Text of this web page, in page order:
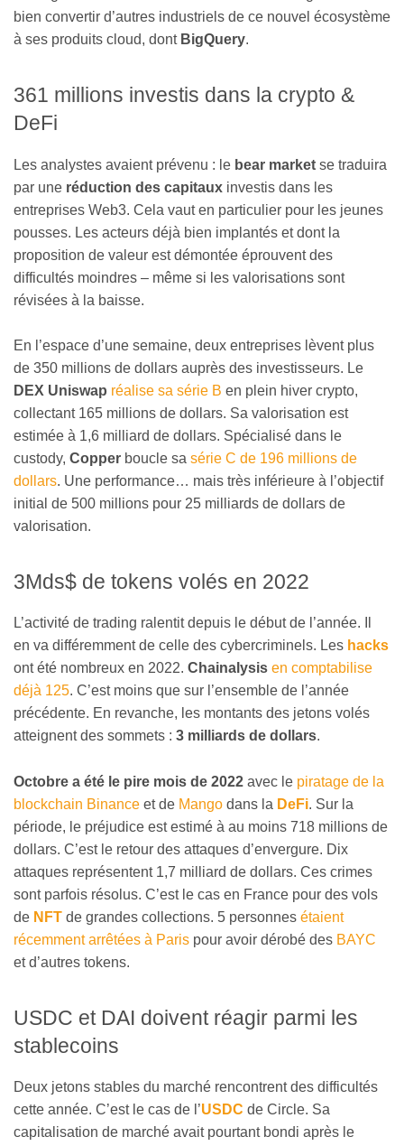
bien convertir d’autres industriels de ce nouvel écosystème
à ses produits cloud, dont BigQuery.
361 millions investis dans la crypto &
DeFi
Les analystes avaient prévenu : le bear market se traduira
par une réduction des capitaux investis dans les
entreprises Web3. Cela vaut en particulier pour les jeunes
pousses. Les acteurs déjà bien implantés et dont la
proposition de valeur est démontée éprouvent des
difficultés moindres – même si les valorisations sont
révisées à la baisse.
En l’espace d’une semaine, deux entreprises lèvent plus
de 350 millions de dollars auprès des investisseurs. Le
DEX Uniswap réalise sa série B en plein hiver crypto,
collectant 165 millions de dollars. Sa valorisation est
estimée à 1,6 milliard de dollars. Spécialisé dans le
custody, Copper boucle sa série C de 196 millions de
dollars. Une performance… mais très inférieure à l’objectif
initial de 500 millions pour 25 milliards de dollars de
valorisation.
3Mds$ de tokens volés en 2022
L’activité de trading ralentit depuis le début de l’année. Il
en va différemment de celle des cybercriminels. Les hacks
ont été nombreux en 2022. Chainalysis en comptabilise
déjà 125. C’est moins que sur l’ensemble de l’année
précédente. En revanche, les montants des jetons volés
atteignent des sommets : 3 milliards de dollars.
Octobre a été le pire mois de 2022 avec le piratage de la
blockchain Binance et de Mango dans la DeFi. Sur la
période, le préjudice est estimé à au moins 718 millions de
dollars. C’est le retour des attaques d’envergure. Dix
attaques représentent 1,7 milliard de dollars. Ces crimes
sont parfois résolus. C’est le cas en France pour des vols
de NFT de grandes collections. 5 personnes étaient
récemment arrêtées à Paris pour avoir dérobé des BAYC
et d’autres tokens.
USDC et DAI doivent réagir parmi les
stablecoins
Deux jetons stables du marché rencontrent des difficultés
cette année. C’est le cas de l’USDC de Circle. Sa
capitalisation de marché avait pourtant bondi après le